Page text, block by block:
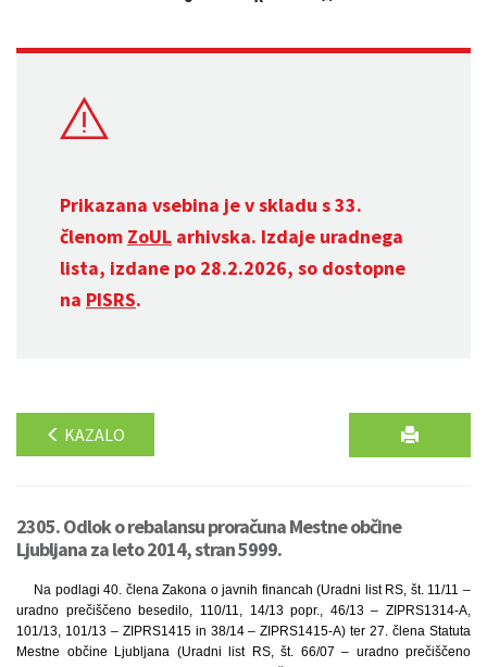
Prikazana vsebina je v skladu s 33.
členom ZoUL arhivska. Izdaje uradnega
lista, izdane po 28.2.2026, so dostopne
na PISRS.
KAZALO
2305. Odlok o rebalansu proračuna Mestne občine
Ljubljana za leto 2014, stran 5999.
Na podlagi 40. člena Zakona o javnih financah (Uradni list RS, št. 11/11 –
uradno prečiščeno besedilo, 110/11, 14/13 popr., 46/13 – ZIPRS1314-A,
101/13, 101/13 – ZIPRS1415 in 38/14 – ZIPRS1415-A) ter 27. člena Statuta
Mestne občine Ljubljana (Uradni list RS, št. 66/07 – uradno prečiščeno